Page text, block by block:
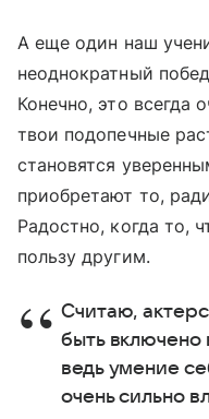
А еще один наш
неоднократный
Конечно, это всегда
твои подопечные
становятся
приобретают то,
Радостно, когда то,
пользу другим.
Считаю,
быть
ведь умение
очень сильно